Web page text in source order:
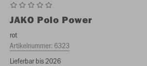
JAKO Polo Power
rot
Artikelnummer: 6323
Lieferbar bis 2026